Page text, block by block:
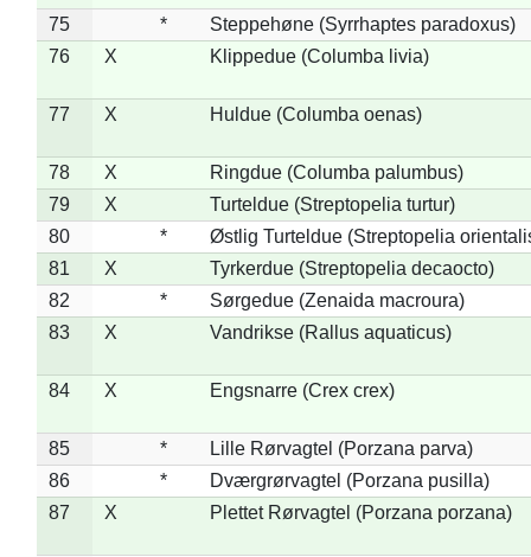
75 *
Steppehøne (Syrrhaptes paradoxus)
76
X Klippedue (Columba livia)
77 X Huldue (Columba oenas)
78 X
Ringdue (Columba palumbus)
79
X
Turteldue (Streptopelia turtur)
80
*
Østlig Turteldue (Streptopelia
81
X
Tyrkerdue (Streptopelia decaocto)
82
*
Sørgedue (Zenaida macroura)
83
X Vandrikse (Rallus aquaticus)
84 X Engsnarre (Crex crex)
85 *
Lille Rørvagtel (Porzana parva)
86
*
Dværgrørvagtel (Porzana pusilla)
87
X Plettet Rørvagtel (Porzana porzana)